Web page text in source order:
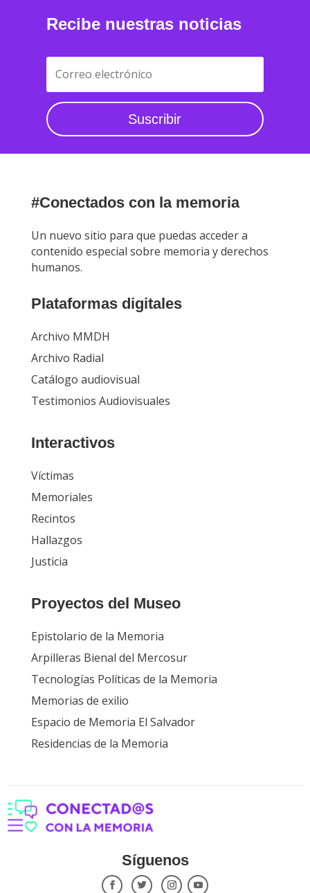
Recibe nuestras noticias
Suscribir
#Conectados con la memoria
Un nuevo sitio para que puedas acceder a
contenido especial sobre memoria y derechos
humanos.
Plataformas digitales
Archivo MMDH
Archivo Radial
Catálogo audiovisual
Testimonios Audiovisuales
Interactivos
Víctimas
Memoriales
Recintos
Hallazgos
Justicia
Proyectos del Museo
Epistolario de la Memoria
Arpilleras Bienal del Mercosur
Tecnologías Políticas de la Memoria
Memorias de exilio
Espacio de Memoria El Salvador
Residencias de la Memoria
Síguenos